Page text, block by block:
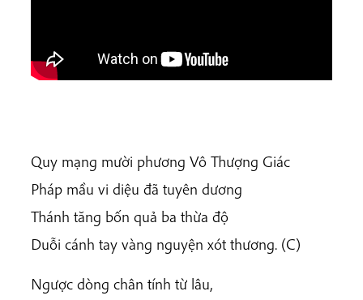
Quy mạng mười phương Vô Thượng Giác
Pháp mầu vi diệu đã tuyên dương
Thánh tăng bốn quả ba thừa độ
Duỗi cánh tay vàng nguyện xót thương. (C)
Ngược dòng chân tính từ lâu,